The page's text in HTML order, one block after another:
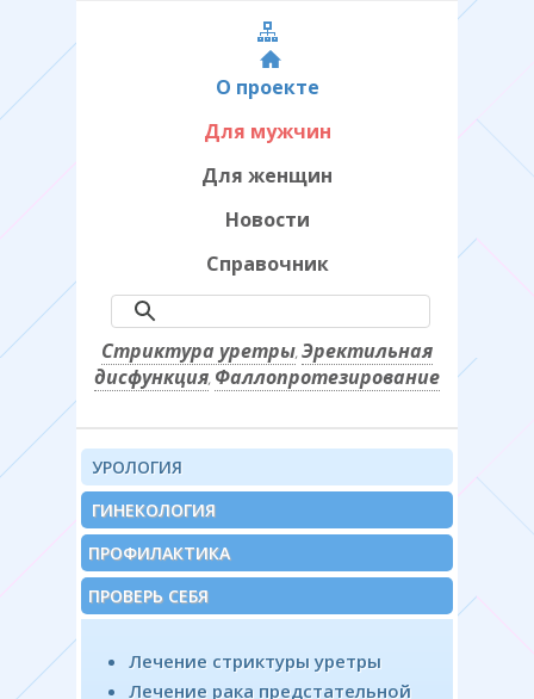
О проекте
Для мужчин
Для женщин
Новости
Справочник
Стриктура уретры, Эректильная
дисфункция, Фаллопротезирование
УРОЛОГИЯ
ГИНЕКОЛОГИЯ
ПРОФИЛАКТИКА
ПРОВЕРЬ СЕБЯ
Лечение стриктуры уретры
Лечение рака предстательной